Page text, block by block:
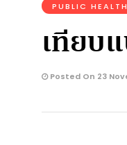
PUBLIC HEALTH
เทียบ
Posted On 23